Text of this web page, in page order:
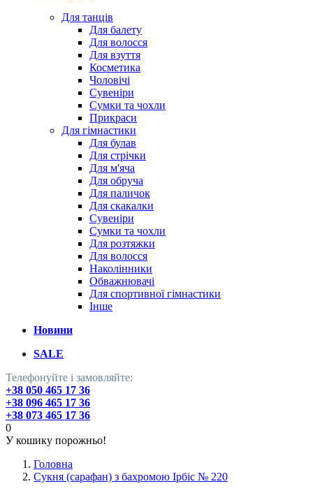
Для танців
Для балету
Для волосся
Для взуття
Косметика
Чоловічі
Сувеніри
Сумки та чохли
Прикраси
Для гімнастики
Для булав
Для стрічки
Для м'яча
Для обруча
Для паличок
Для скакалки
Сувеніри
Сумки та чохли
Для розтяжки
Для волосся
Наколінники
Обважнювачі
Для спортивної гімнастики
Інше
Новини
SALE
Телефонуйте і замовляйте:
+38 050 465 17 36
+38 096 465 17 36
+38 073 465 17 36
0
У кошику порожньо!
Головна
Сукня (сарафан) з бахромою Ірбіс № 220